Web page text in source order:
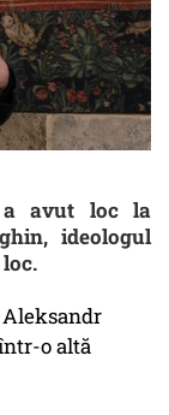
a avut loc la
ideologul
o altă